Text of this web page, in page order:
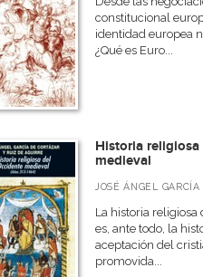
constitucional
identidad europea
¿Qué es Euro...
Historia
medieval
JOSÉ ÁNGEL
La historia
es, ante todo, la
aceptación del
promovida...